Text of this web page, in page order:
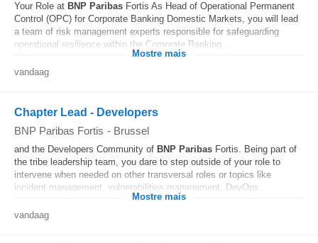
Your Role at BNP Paribas Fortis As Head of Operational Permanent
Control (OPC) for Corporate Banking Domestic Markets, you will lead
a team of risk management experts responsible for safeguarding
operational resilience within the Corporate Banking...
Mostre mais
vandaag
Chapter Lead - Developers
BNP Paribas Fortis - Brussel
and the Developers Community of BNP Paribas Fortis. Being part of
the tribe leadership team, you dare to step outside of your role to
intervene when needed on other transversal roles or topics like
incident management, vulnerabilities management, DevOps...
Mostre mais
vandaag